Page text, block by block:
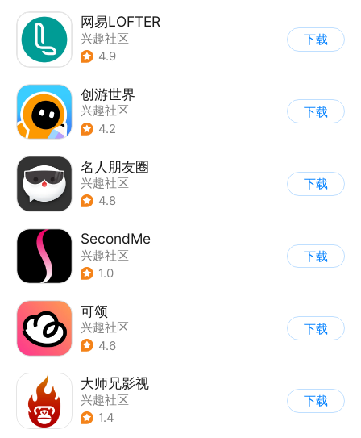
网易LOFTER
兴趣社区
4.9
下载
创游世界
兴趣社区
4.2
下载
名人朋友圈
兴趣社区
4.8
下载
SecondMe
兴趣社区
1.0
下载
可颂
兴趣社区
4.6
下载
大师兄影视
兴趣社区
1.4
下载